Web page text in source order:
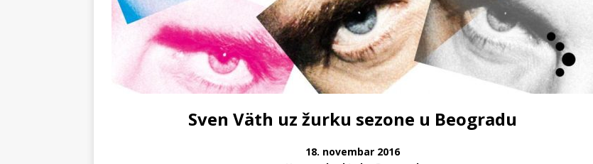
Sven Väth uz žurku sezone u Beogradu
18. novembar 2016